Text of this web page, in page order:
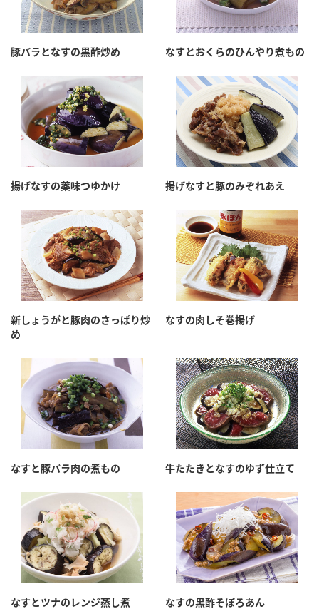
豚バラとなすの黒酢炒め なすとおくらのひんやり煮もの
揚げなすの薬味つゆかけ 揚げなすと豚のみぞれあえ
新しょうがと豚肉のさっぱり炒
め
なすの肉しそ巻揚げ
なすと豚バラ肉の煮もの 牛たたきとなすのゆず仕立て
なすとツナのレンジ蒸し煮 なすの黒酢そぼろあん